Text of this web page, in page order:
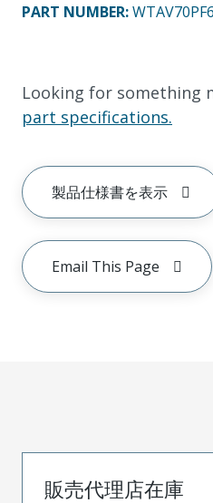
PART NUMBER:
Looking for something
part specifications.
製品仕様書を表示
Email This Page
販売代理店在庫